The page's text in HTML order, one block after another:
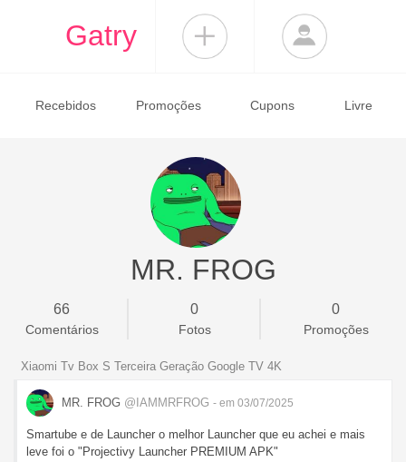
Gatry
Recebidos Promoções Cupons Livre
MR. FROG
66
Comentários
0
Fotos
0
Promoções
Xiaomi Tv Box S Terceira Geração Google TV 4K
MR. FROG @IAMMRFROG - em 03/07/2025
Smartube e de Launcher o melhor Launcher que eu achei e mais
leve foi o "Projectivy Launcher PREMIUM APK"